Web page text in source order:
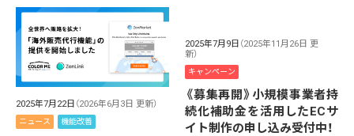
2025年7月22日 （2026年6月3日 更新）
ニュース 機能改善
2025年7月9日 （2025年11月26日 更
新）
キャンペーン
《募集再開》小規模事業者持
続化補助金を活用したECサ
イト制作の申し込み受付中！